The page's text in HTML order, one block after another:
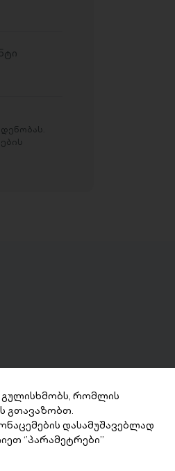
გულისხმობს, რომლის
გთავაზობთ.
დასამუშავებლად
‘’პარამეტრები’’